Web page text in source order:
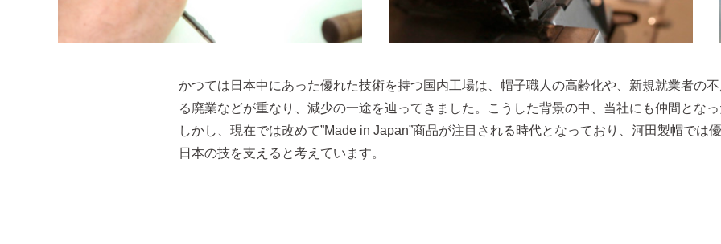
かつては日本中にあった優れた技術を持つ国内工場は、帽子職人の高齢化や、新規就業者の
る廃業などが重なり、減少の一途を辿ってきました。こうした背景の中、当社にも仲間とな
しかし、現在では改めて”Made in Japan”商品が注目される時代となっており、河田製帽では
日本の技を支えると考えています。